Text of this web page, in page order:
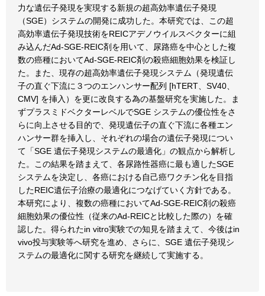
力な遺伝子発現を実現する新規の超高効率遺伝子発現
（SGE）システムの開発に成功した。本研究では、この超
高効率遺伝子発現技術をREICアデノウイルスベクターに組
み込んだAd-SGE-REIC剤を用いて、尿路癌を中心とした複
数の癌種においてAd-SGE-REIC剤の殺癌細胞効果を検証し
た。また、現存の超高効率遺伝子発現システム（発現遺伝
子の直ぐ下流に３つのエンハンサー配列 [hTERT、SV40、
CMV] を挿入）を更に改良する為の基盤研究を実施した。ま
ずプラスミドベクターレベルでSGE システムの優位性をさ
らに向上させる目的で、発現遺伝子の直ぐ下流に各種エン
ハンサー群を挿入し、それぞれの場合の遺伝子発現につい
て「SGE 遺伝子発現システムの最適化」の観点から解析し
た。この結果を踏まえて、各尿路性器癌に最も適したSGE
システムを決定し、各癌における自己癌ワクチン化を目指
したREIC遺伝子治療の最適化につなげていく方針である。
本研究により、複数の癌種においてAd-SGE-REIC剤の殺癌
細胞効果の優位性（従来のAd-REICと比較した際の）を確
認した。得られたin vitro実験での知見を踏まえて、今後はin
vivo投与実験等へ研究を進め、さらに、SGE 遺伝子発現シ
ステムの最適化に関する研究を継続して実施する。